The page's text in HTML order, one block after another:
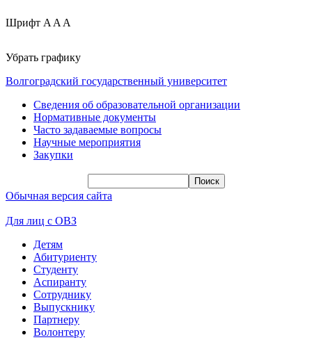
Шрифт A A A
Убрать графику
Волгоградский государственный университет
Сведения об образовательной организации
Нормативные документы
Часто задаваемые вопросы
Научные мероприятия
Закупки
Обычная версия сайта
Для лиц с ОВЗ
Детям
Абитуриенту
Студенту
Аспиранту
Сотруднику
Выпускнику
Партнеру
Волонтеру